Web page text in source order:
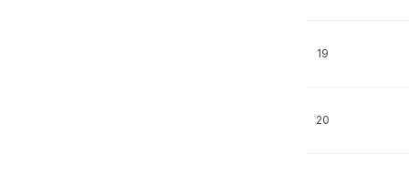
19
20